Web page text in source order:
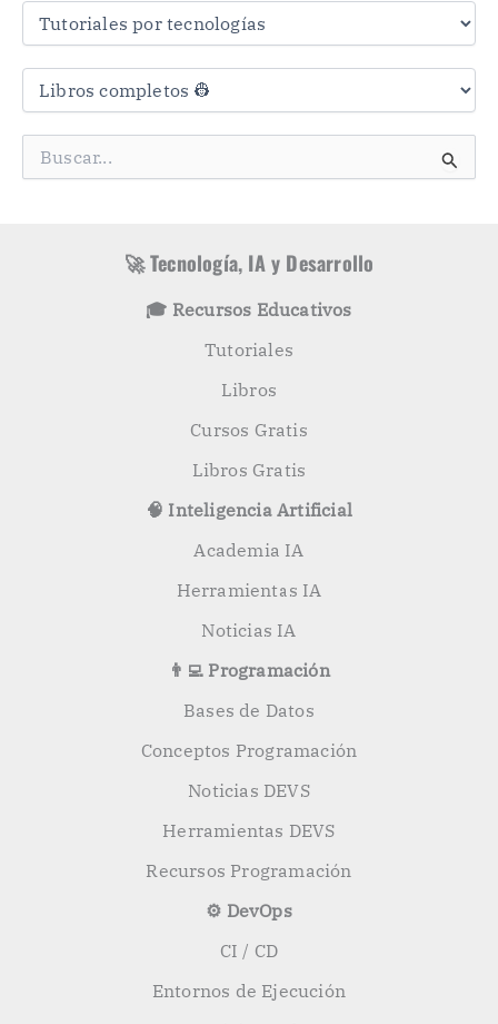
a
a
🚀 Tecnología, IA y Desarrollo
🎓 Recursos Educativos
Tutoriales
Libros
Cursos Gratis
Libros Gratis
🧠 Inteligencia Artificial
Academia IA
Herramientas IA
Noticias IA
👨‍💻 Programación
Bases de Datos
Conceptos Programación
Noticias DEVS
Herramientas DEVS
Recursos Programación
⚙️ DevOps
CI / CD
Entornos de Ejecución